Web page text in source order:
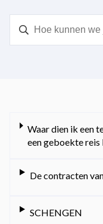
Waar dien ik een
een geboekte reis
De contracten
SCHENGEN